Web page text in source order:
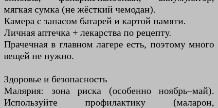
мягкая сумка (не жёсткий чемодан).
Камера с запасом батарей и картой памяти.
Личная аптечка + лекарства по рецепту.
Прачечная в главном лагере есть, поэтому много
вещей не нужно.
Здоровье и безопасность
Малярия: зона риска (особенно ноябрь–май).
Используйте профилактику (маларон,